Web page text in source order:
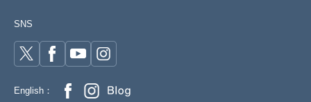
SNS
English：